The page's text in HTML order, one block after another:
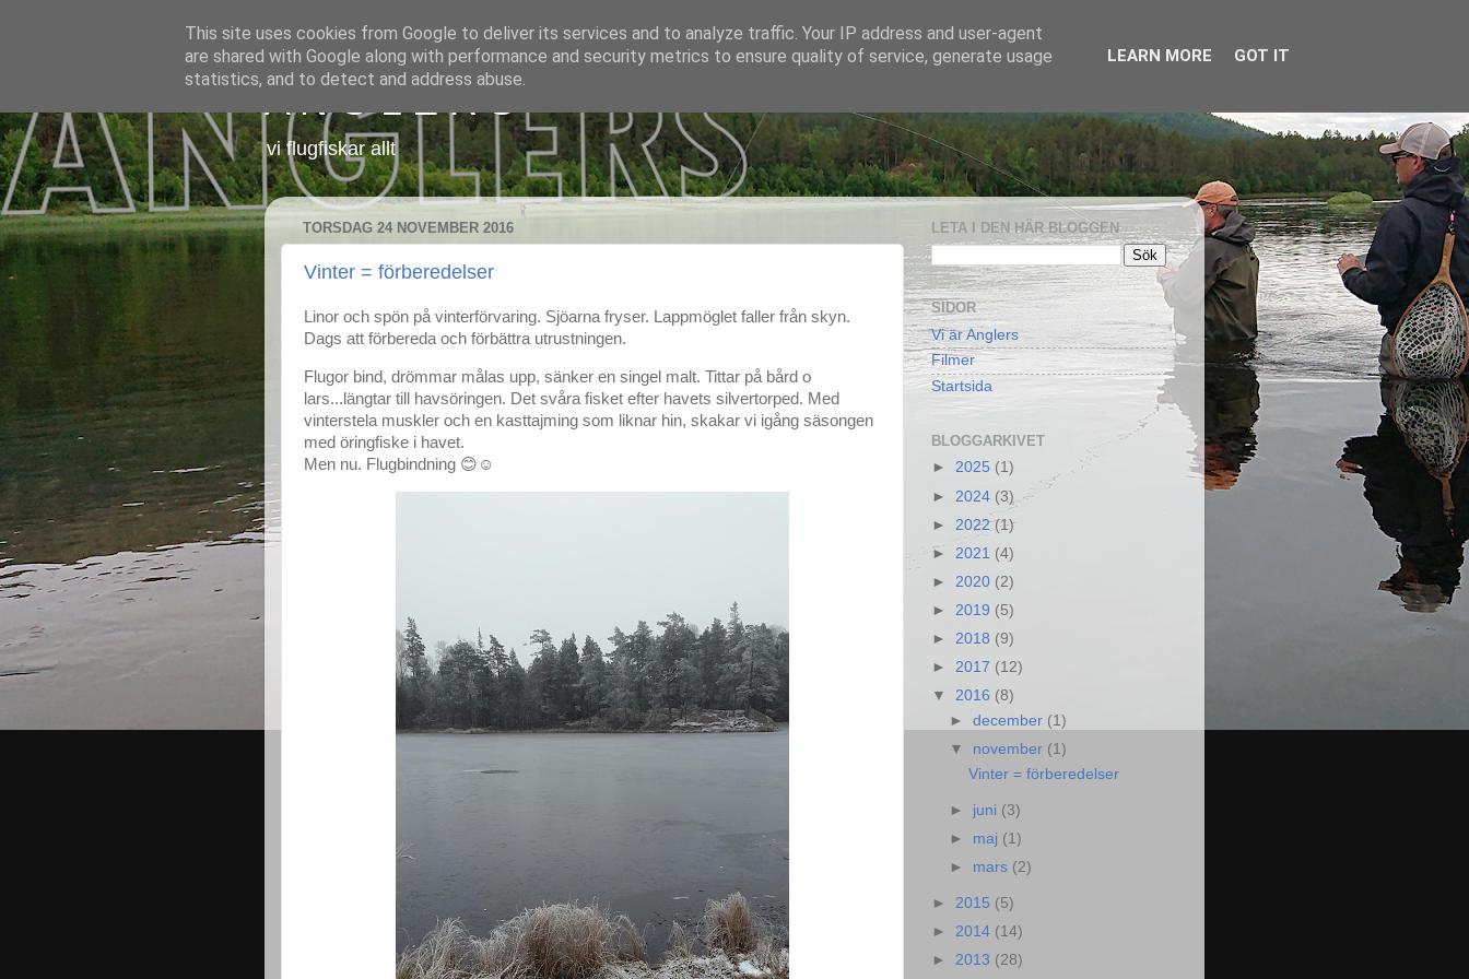
A N G L E R S
vi flugfiskar allt
TORSDAG 24 NOVEMBER 2016
Vinter = förberedelser
Linor och spön på vinterförvaring. Sjöarna fryser. Lappmöglet faller från skyn.
Dags att förbereda och förbättra utrustningen.
Flugor bind, drömmar målas upp, sänker en singel malt. Tittar på bård o
lars...längtar till havsöringen. Det svåra fisket efter havets silvertorped. Med
vinterstela muskler och en kasttajming som liknar hin, skakar vi igång säsongen
med öringfiske i havet.
Men nu. Flugbindning 😊☺
LETA I DEN HÄR BLOGGEN
SIDOR
Vi är Anglers
Filmer
Startsida
BLOGGARKIVET
► 2025 (1)
► 2024 (3)
► 2022(1)
► 2021 (4)
► 2020 (2)
► 2019 (5)
► 2018 (9)
► 2017 (12)
▼ 2016 (8)
►december (1)
▼ november (1)
Vinter = förberedelser
► juni (3)
► maj (1)
► mars (2)
► 2015 (5)
► 2014 (14)
► 2013 (28)
This site uses cookies from Google to deliver its services and to analyze traffic. Your IP address and user-agent
are shared with Google along with performance and security metrics to ensure quality of service, generate usage
statistics, and to detect and address abuse.
LEARN MORE GOT IT